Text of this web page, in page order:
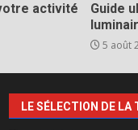
activité
Guide
5 août
LE SÉLECTION DE LA